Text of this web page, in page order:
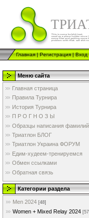
Главная|Регистрация|Вход
Меню сайта
Главная страница
Правила Турнира
История Турнира
П Р О Г Н О З Ы
Образцы написания фамилий
Триатлон БЛОГ
Триатлон Украина ФОРУМ
Едим-худеем-тренируемся
Обмен ссылками
Обратная связь
Категории раздела
Men 2024 [48]
Women + Mixed Relay 2024 [57]